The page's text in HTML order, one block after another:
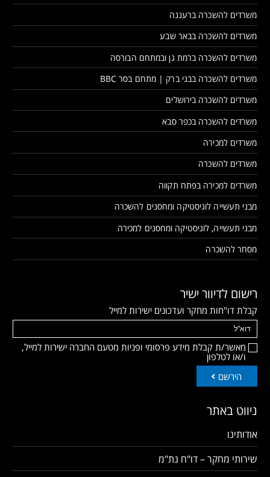
משרדים להשכרה ברעננה
משרדים להשכרה בבאר שבע
משרדים להשכרה ברמת גן ובמתחם הבורסה
משרדים להשכרה בבני ברק | מתחם בסר BBC
משרדים להשכרה בירושלים
משרדים להשכרה בכפר סבא
משרדים למכירה
משרדים להשכרה
משרדים למכירה בפתח תקווה
מבני תעשייה לוגיסטיקה ומחסנים להשכרה
מבני תעשייה, לוגיסטיקה ומחסנים למכירה
מסחר להשכרה
רישום לדיוור ישיר
קבלת דו"חות מחקר ועדכונים ישירות למייל
מאשר/ת קבלת מידע פרסומי ופניות מטעם החברה ישירות למייל,
ו/או לטלפון
הירשם
ניווט באתר
אודותינו
שירותי מחקר – דו"ח נת"מ